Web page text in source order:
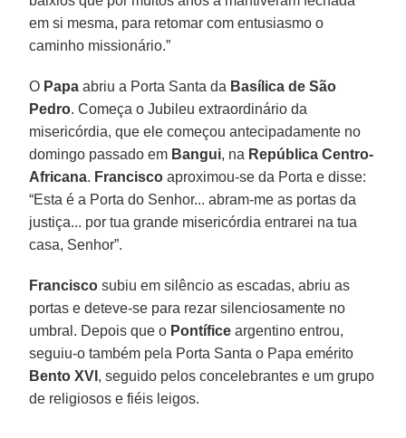
em si mesma, para retomar com entusiasmo o
caminho missionário.”
O Papa abriu a Porta Santa da Basílica de São
Pedro. Começa o Jubileu extraordinário da
misericórdia, que ele começou antecipadamente no
domingo passado em Bangui, na República Centro-
Africana. Francisco aproximou-se da Porta e disse:
“Esta é a Porta do Senhor... abram-me as portas da
justiça... por tua grande misericórdia entrarei na tua
casa, Senhor”.
Francisco subiu em silêncio as escadas, abriu as
portas e deteve-se para rezar silenciosamente no
umbral. Depois que o Pontífice argentino entrou,
seguiu-o também pela Porta Santa o Papa emérito
Bento XVI , seguido pelos concelebrantes e um grupo
de religiosos e fiéis leigos.